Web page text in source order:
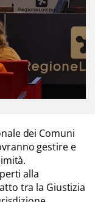
dei Comuni
gestire e
alla
tra la Giustizia